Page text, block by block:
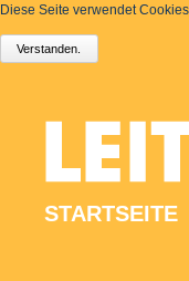
Diese Seite verwendet
STARTSEITE